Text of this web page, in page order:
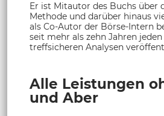
Er ist Mitautor des Buchs über
Methode und darüber hinaus
als Co-Autor der Börse-Intern
seit mehr als zehn Jahren
treffsicheren Analysen
Alle Leistungen
und Aber